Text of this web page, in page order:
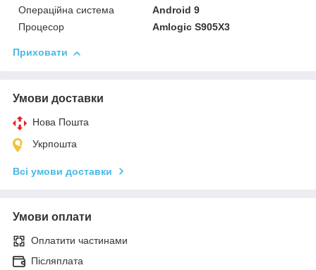
Операційна система
Android 9
Процесор
Amlogic S905X3
Приховати
Умови доставки
Нова Пошта
Укрпошта
Всі умови доставки
Умови оплати
Оплатити частинами
Післяплата